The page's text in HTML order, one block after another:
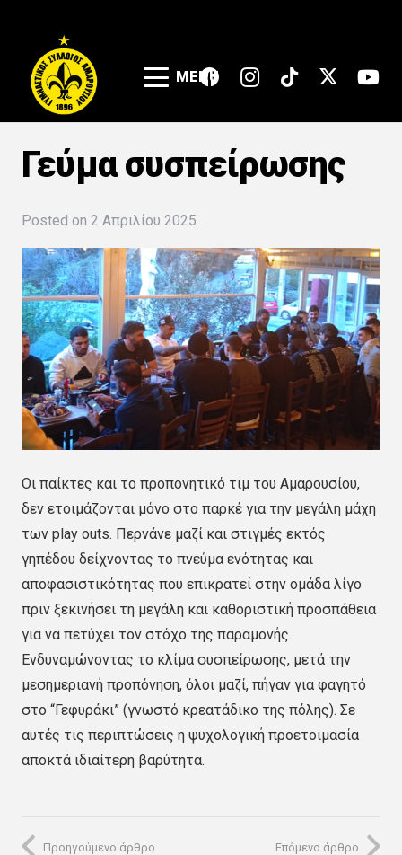
MENU
Γεύμα συσπείρωσης
Posted on 2 Απριλίου 2025
Οι παίκτες και το προπονητικό τιμ του Αμαρουσίου,
δεν ετοιμάζονται μόνο στο παρκέ για την μεγάλη μάχη
των play outs. Περνάνε μαζί και στιγμές εκτός
γηπέδου δείχνοντας το πνεύμα ενότητας και
αποφασιστικότητας που επικρατεί στην ομάδα λίγο
πριν ξεκινήσει τη μεγάλη και καθοριστική προσπάθεια
για να πετύχει τον στόχο της παραμονής.
Ενδυναμώνοντας το κλίμα συσπείρωσης, μετά την
μεσημεριανή προπόνηση, όλοι μαζί, πήγαν για φαγητό
στο “Γεφυράκι” (γνωστό κρεατάδικο της πόλης). Σε
αυτές τις περιπτώσεις η ψυχολογική προετοιμασία
αποκτά ιδιαίτερη βαρύτητα.
Προηγούμενο άρθρο Επόμενο άρθρο